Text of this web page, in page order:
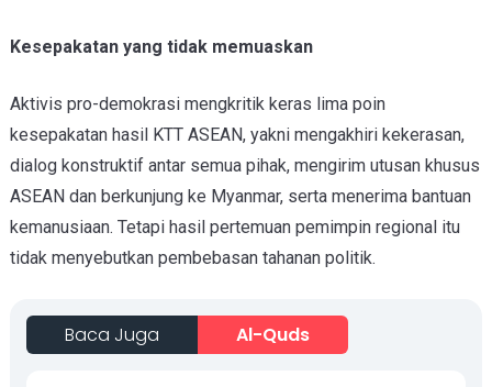
Kesepakatan yang tidak memuaskan
Aktivis pro-demokrasi mengkritik keras lima poin
kesepakatan hasil KTT ASEAN, yakni mengakhiri kekerasan,
dialog konstruktif antar semua pihak, mengirim utusan khusus
ASEAN dan berkunjung ke Myanmar, serta menerima bantuan
kemanusiaan. Tetapi hasil pertemuan pemimpin regional itu
tidak menyebutkan pembebasan tahanan politik.
Baca Juga Al-Quds